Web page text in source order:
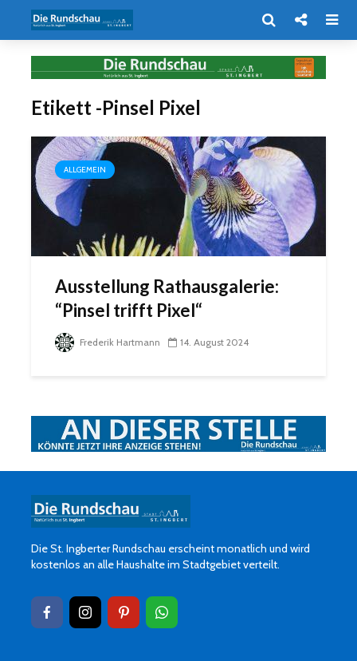
Etikett -Pinsel Pixel
ALLGEMEIN
Ausstellung Rathausgalerie:
“Pinsel trifft Pixel“
Frederik Hartmann 14. August 2024
Die St. Ingberter Rundschau erscheint monatlich und wird
kostenlos an alle Haushalte im Stadtgebiet verteilt.